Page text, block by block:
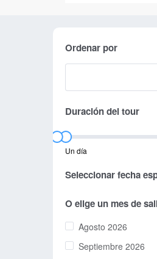
Ordenar por
Duración del tour
Un día
Seleccionar fecha
O elige un mes de
Agosto 2026
Septiembre 2026